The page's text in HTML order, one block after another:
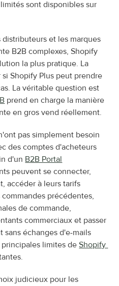
sont disponibles sur
distributeurs et les marques
B2B complexes, Shopify
la plus pratique. La
Shopify Plus peut prendre
La véritable question est
prend en charge la manière
en gros vend réellement.
pas simplement besoin
des comptes d'acheteurs
d'un B2B Portal
peuvent se connecter,
accéder à leurs tarifs
précédentes,
de commande,
commerciaux et passer
sans échanges d'e-mails
principales limites de Shopify
judicieux pour les